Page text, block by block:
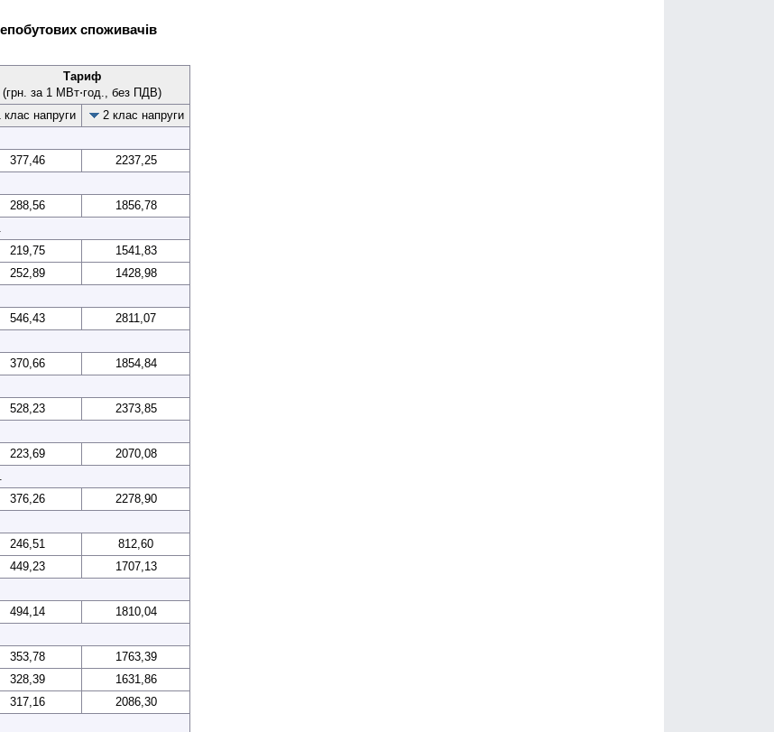
споживачів
Тариф
(грн. за 1 МВт⋅год., без ПДВ)
клас напруги
2 клас напруги
377,46
2237,25
288,56
1856,78
219,75
1541,83
252,89
1428,98
546,43
2811,07
370,66
1854,84
528,23
2373,85
223,69
2070,08
376,26
2278,90
246,51
812,60
449,23
1707,13
494,14
1810,04
353,78
1763,39
328,39
1631,86
317,16
2086,30